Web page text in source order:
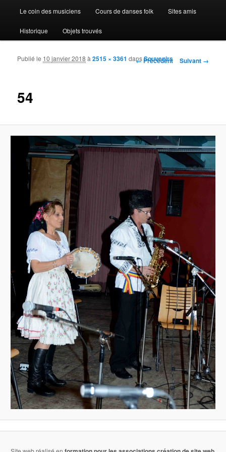
Le coin des musiciens Cours de danses folk Sites amis
Historique Objets trouvés
Navigation des images
← Précédent Suivant →
54
Publié le 10 janvier 2018 à2515 × 3361 dansSouvenirs